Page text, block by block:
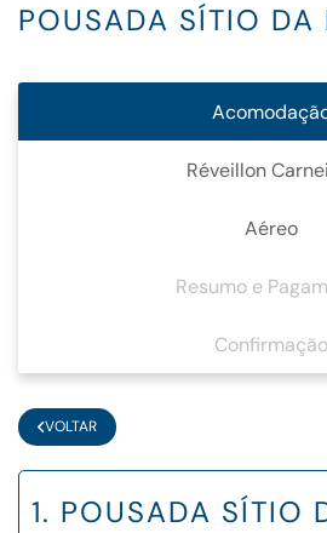
POUSADA SÍTIO DA
VOLTAR
Réveillon
Aéreo
Resumo e
Confirmação
1. POUSADA SÍTIO